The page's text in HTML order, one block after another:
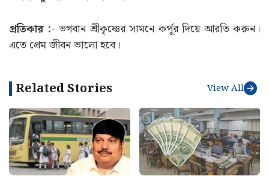
প্রতিকার :- ভগবান শ্রীকৃষ্ণের সামনে কর্পূর দিয়ে আরতি করুন।
এতে প্রেম জীবন ভালো হবে।
Related Stories View All